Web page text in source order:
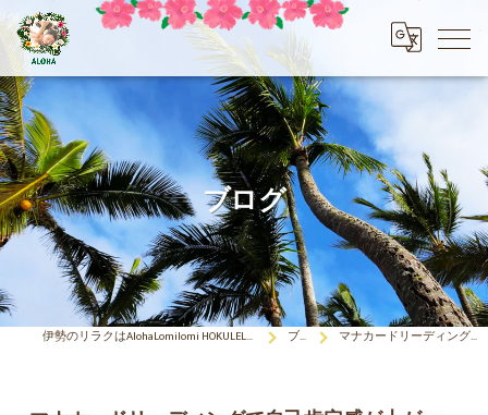
ブログ
伊勢のリラクはAlohaLomilomi HOKULELEcoco(アロハロミロミ ホクレレココ)☆彡 ブログ マナカードリーディングで自己肯定感が上がった！